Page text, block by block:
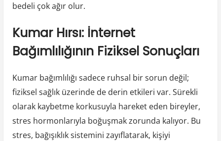
bedeli çok ağır olur.
Kumar Hırsı: İnternet
Bağımlılığının Fiziksel Sonuçları
Kumar bağımlılığı sadece ruhsal bir sorun değil;
fiziksel sağlık üzerinde de derin etkileri var. Sürekli
olarak kaybetme korkusuyla hareket eden bireyler,
stres hormonlarıyla boğuşmak zorunda kalıyor. Bu
stres, bağışıklık sistemini zayıflatarak, kişiyi